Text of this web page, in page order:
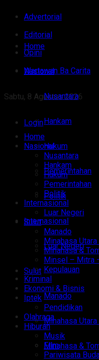
Advertorial
Editorial
Opini
Wartawan Ba Carita
Sabtu, 8 Agustus 2026
Login
Home
Nasional
Nusantara
Hankam
Hukum
Pemerintahan
Politik
Internasional
Luar Negeri
Sulut
Manado
Minahasa
Minahasa &
Home
Nasional
Nusantara
Hankam
Hukum
Pemerintahan
Politik
Internasional
Luar Negeri
Sulut
Manado
Minahasa
Minahasa &
Minsel – Mitra
Kepulauan
Kriminal
Ekonomi & Bisnis
Iptek
Pendidikan
Olahraga
Hiburan
Musik
Film
Pariwisata